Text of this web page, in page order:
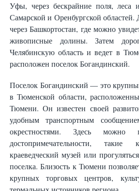
Уфы, через бескрайние поля, леса
Самарской и Оренбургской областей.
через Башкортостан, где можно
живописные долины. Затем
Челябинскую область и ведет в
расположен поселок Богандинский.
Поселок Богандинский — это
в Тюменской области,
Тюмени. Он известен своей
удобным транспортным
окрестностями. Здесь можно
достопримечательности, такие
краеведческий музей или
поселка. Близость к Тюмени
крупных торговых центров,